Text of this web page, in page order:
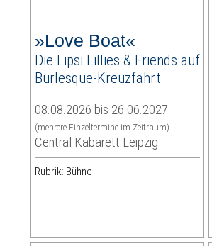
»Love Boat«
Die Lipsi Lillies & Friends auf
Burlesque-Kreuzfahrt
08.08.2026 bis 26.06.2027
(mehrere Einzeltermine im Zeitraum)
Central Kabarett Leipzig
Rubrik: Bühne